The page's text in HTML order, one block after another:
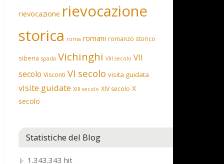
rievocazione rievocazione
storica roma romani romanzo storico
siberia spada Vichinghi VIII secolo VII
secolo Visconti VI secolo visita guidata
visite guidate XIII secolo XIV secolo X
secolo
Statistiche del Blog
1.343.343 hit